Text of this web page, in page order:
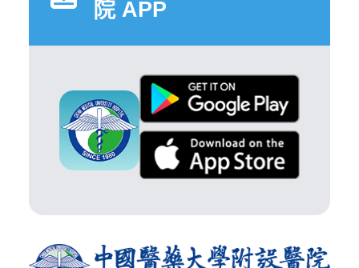
院 APP